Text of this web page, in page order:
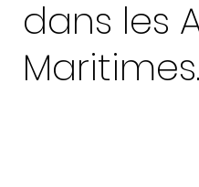
dans les
Maritimes.